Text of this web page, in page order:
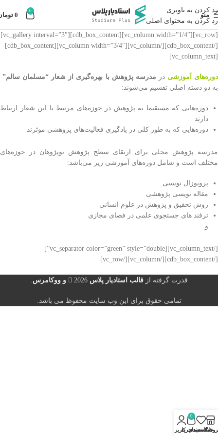
رد کردن به ناوبری
رد کردن به محتوای اصلی
منو
0
0
[vc_row][vc_column width=”1/4″][cdb_box_content][vc_gallery interval=”3″]
[/cdb_box_content][/vc_column][vc_column width=”3/4″][cdb_box_content]
[vc_column_text]
دوره‌های آموزشی در مدرسه پژوهش با بهره‌گیری از شعار “مسلمان سالم”
به دو دسته اصلی تقسیم می‌شوند:
دوره‌هایی که مستقیما به پژوهش در حوزه‌های مرتبط با این شعار ارتباط
دارند
دوره‌هایی که به طور کلی در یادگیری فعالیت‌های پژوهشی موثرند
مدرسه پژوهش محلی برای ارتقای سطح پژوهش نوپژوهان در حوزه‌های
مختلف است و شامل دوره‌های آموزشی زیر می‌باشد:
پروپوزال نویسی
مقاله نویسی پژوهشی
روش تحقیق و پژوهش در علوم انسانی
ترفند های جستجوی علمی در فضای مجازی
و…
[/vc_column_text][vc_separator color=”green” style=”double”]
[/cdb_box_content][/vc_column][/vc_row]
قدرت گرفته ازقالب استادیار پلاس2026 و ووکامرس.
تمامی حقوق برای این وب سایت محفوظ می باشد.
علاقه مندی
0
سبد خرید
حساب کاربری من